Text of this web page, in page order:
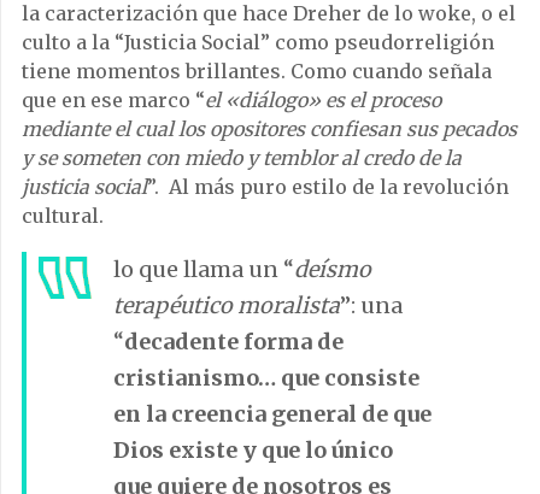
la caracterización que hace Dreher de lo woke, o el
culto a la “Justicia Social” como pseudorreligión
tiene momentos brillantes. Como cuando señala
que en ese marco “el «diálogo» es el proceso
mediante el cual los opositores confiesan sus pecados
y se someten con miedo y temblor al credo de la
justicia social”. Al más puro estilo de la revolución
cultural.
lo que llama un “deísmo
terapéutico moralista”: una
“decadente forma de
cristianismo… que consiste
en la creencia general de que
Dios existe y que lo único
que quiere de nosotros es